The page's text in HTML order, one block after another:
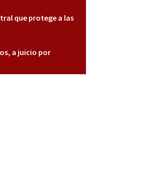
que protege a las
a juicio por